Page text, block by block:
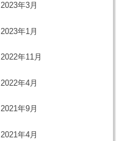
2023年3月
2023年1月
2022年11月
2022年4月
2021年9月
2021年4月